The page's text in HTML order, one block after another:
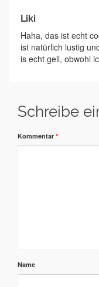
Liki
Haha, das ist echt
ist natürlich lustig
is echt geil, obwohl
Schreibe
Kommentar *
Name